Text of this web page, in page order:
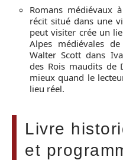
Romans médiévaux
récit situé dans une
peut visiter crée un
Alpes médiévales
Walter Scott dans
des Rois maudits de
mieux quand le
lieu réel.
Livre
et